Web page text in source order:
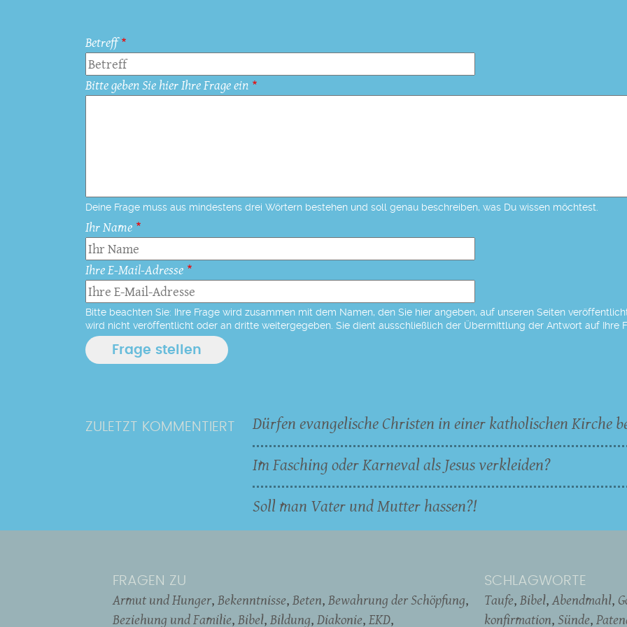
Betreff
Bitte geben Sie hier Ihre Frage ein
Deine Frage muss aus mindestens drei Wörtern bestehen und soll genau beschreiben, was Du wissen möchtest.
Ihr Name
Ihre E-Mail-Adresse
Bitte beachten Sie: Ihre Frage wird zusammen mit dem Namen, den Sie hier angeben, auf unseren Seiten
wird nicht veröffentlicht oder an dritte weitergegeben. Sie dient ausschließlich der Übermittlung der Antwort auf Ihre
ZULETZT KOMMENTIERT
Dürfen evangelische Christen in einer katholischen Kirche
Im Fasching oder Karneval als Jesus verkleiden?
Soll man Vater und Mutter hassen?!
FRAGEN ZU
Armut und Hunger Bekenntnisse Beten Bewahrung der Schöpfung
Beziehung und Familie Bibel Bildung Diakonie EKD
SCHLAGWORTE
Taufe Bibel Abendmahl
konfirmation Sünde